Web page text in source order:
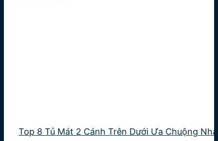
Top 8 Tủ Mát 2 Cánh Trên Dưới Ưa Chuộng